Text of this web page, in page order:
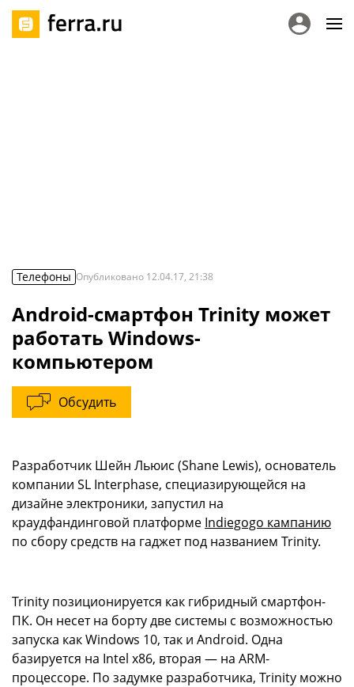
Телефоны Опубликовано 12.04.17, 21:38
Android-смартфон Trinity может
работать Windows-
компьютером
Обсудить
Разработчик Шейн Льюис (Shane Lewis), основатель
компании SL Interphase, специазирующейся на
дизайне электроники, запустил на
краудфандинговой платформе Indiegogo кампанию
по сбору средств на гаджет под названием Trinity.
Trinity позиционируется как гибридный смартфон-
ПК. Он несет на борту две системы с возможностью
запуска как Windows 10, так и Android. Одна
базируется на Intel x86, вторая — на ARM-
процессоре. По задумке разработчика, Trinity можно